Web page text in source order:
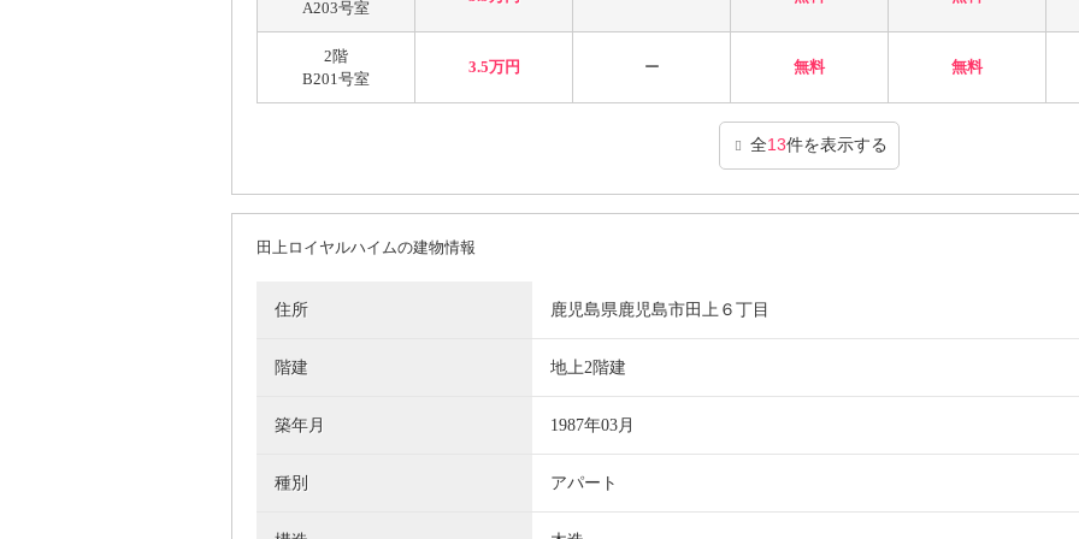
A203号室
2階
B201号室
3.5万円 ー 無料 無料
全13件を表示する
田上ロイヤルハイムの建物情報
住所 鹿児島県鹿児島市田上６丁目
階建 地上2階建
築年月 1987年03月
種別 アパート